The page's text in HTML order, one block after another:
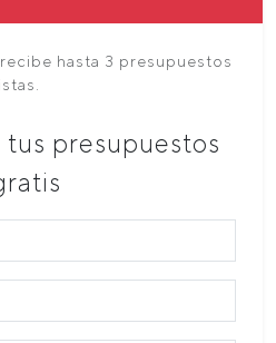
hasta 3 presupuestos
presupuestos